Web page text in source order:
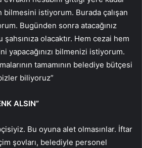
bilmesini istiyorum. Burada çalışan
Bugünden sonra atacağınız
olacaktır. Hem cezai hem
yapacağınızı bilmenizi istiyorum.
tamamının belediye bütçesi
biliyoruz”
ALSIN”
Bu oyuna alet olmasınlar. İftar
şovları, belediyle personel